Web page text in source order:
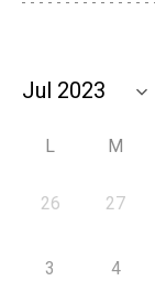
L M
26 27
3 4